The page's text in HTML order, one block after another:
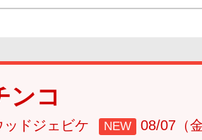
ンコ
ッドジェビケ NEW 08/07（